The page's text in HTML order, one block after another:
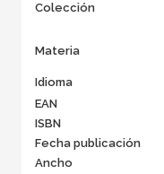
Colección
Materia
Idioma
EAN
ISBN
Fecha publicación
Ancho